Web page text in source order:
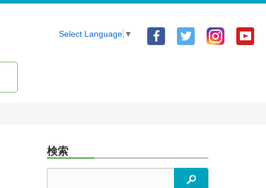
Facebook
Twitter
Select Language ▼
検索
検索